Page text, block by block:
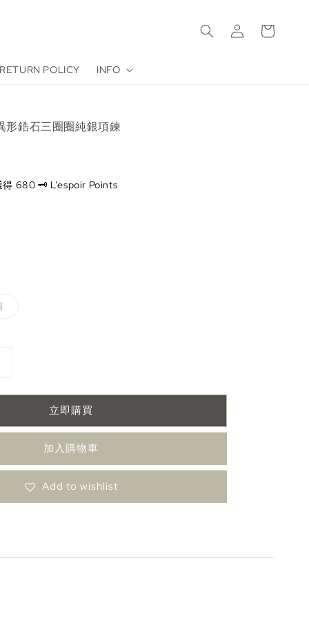
RETURN POLICY INFO
形鋯石三圈圈純銀項鍊
得 680 🗝️ L’espoir Points
立即購買
加入購物車
Add to wishlist